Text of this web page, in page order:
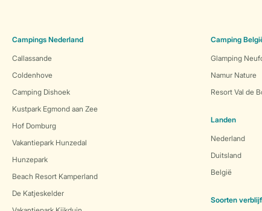
Campings Nederland
Callassande
Coldenhove
Camping Dishoek
Kustpark Egmond aan Zee
Hof Domburg
Vakantiepark Hunzedal
Hunzepark
Beach Resort Kamperland
De Katjeskelder
Camping
Glamping
Namur Nature
Resort Val de
Landen
Nederland
Duitsland
België
Soorten verblijf